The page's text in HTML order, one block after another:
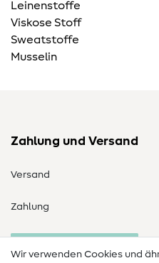
Leinenstoffe
Viskose Stoff
Sweatstoffe
Musselin
Zahlung und Versand
Versand
Zahlung
Wir verwenden Cookies und